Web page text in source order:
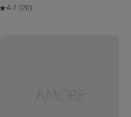
4.7 (20)